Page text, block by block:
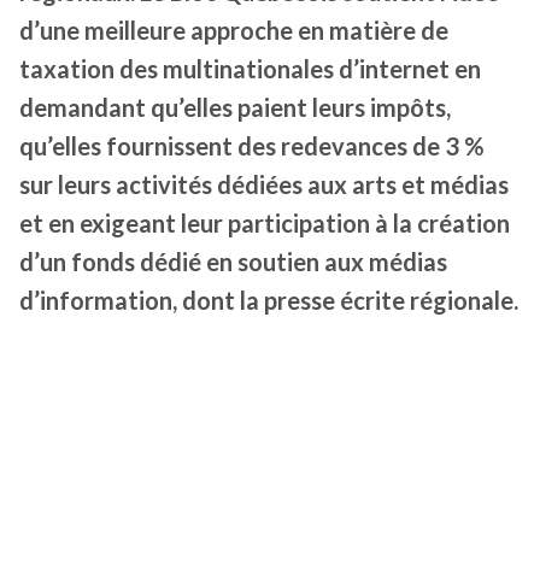
d’une meilleure approche en matière de
taxation des multinationales d’internet en
demandant qu’elles paient leurs impôts,
qu’elles fournissent des redevances de 3 %
sur leurs activités dédiées aux arts et médias
et en exigeant leur participation à la création
d’un fonds dédié en soutien aux médias
d’information, dont la presse écrite régionale.